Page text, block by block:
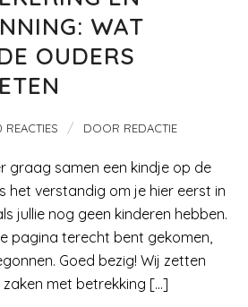
WAT
OUDERS
REACTIES / DOOR REDACTIE
graag samen een kindje op de
het verstandig om je hier eerst in
jullie nog geen kinderen hebben.
pagina terecht bent gekomen,
Goed bezig! Wij zetten
met betrekking […]